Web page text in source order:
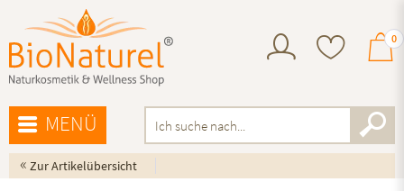
0
MENÜ
« Zur Artikelübersicht